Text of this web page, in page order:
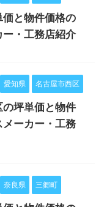
と物件価格の
・工務店紹介
愛知県 名古屋市西区
坪単価と物件
ーカー・工務
奈良県 三郷町